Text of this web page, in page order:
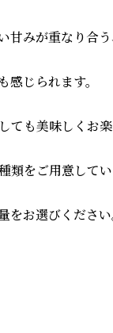
みが重なり合
感じられます。
ても美味しくお楽
類をご用意してい
をお選びください